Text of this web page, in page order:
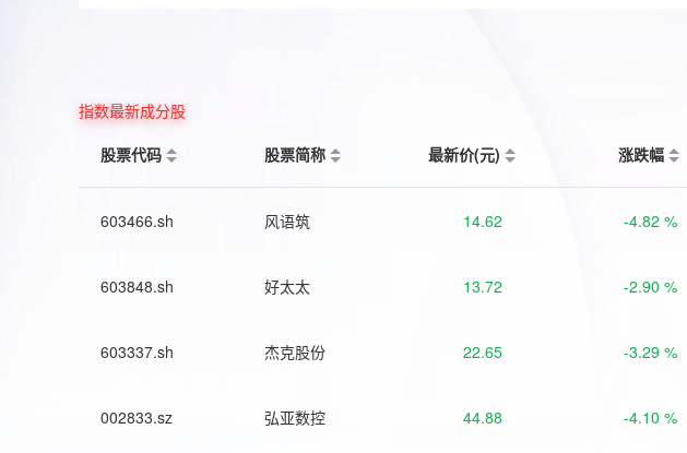
指数最新成分股
股票代码
股票简称 最新价(元) 涨跌幅
603466.sh 风语筑 14.62 -4.82 %
603848.sh 好太太 13.72 -2.90 %
603337.sh 杰克股份 22.65 -3.29 %
002833.sz 弘亚数控 44.88 -4.10 %